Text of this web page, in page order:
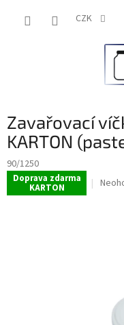
CZK
Zavařovací
KARTON
90/1250
Doprava zdarma
KARTON